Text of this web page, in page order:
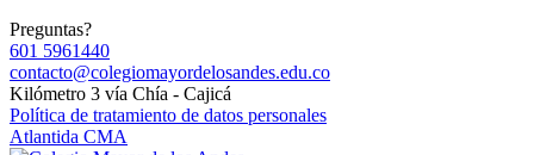
Preguntas?
601 5961440
contacto@colegiomayordelosandes.edu.co
Kilómetro 3 vía Chía - Cajicá
Política de tratamiento de datos personales
Atlantida CMA